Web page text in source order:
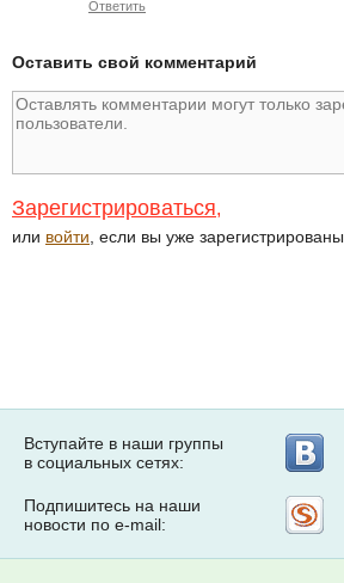
Ответить
Оставить свой комментарий
Зарегистрироваться,
или войти , если вы уже зарегистрированы.
Вступайте в наши группы
в социальных сетях:
Подпишитесь на наши
новости по e-mail: